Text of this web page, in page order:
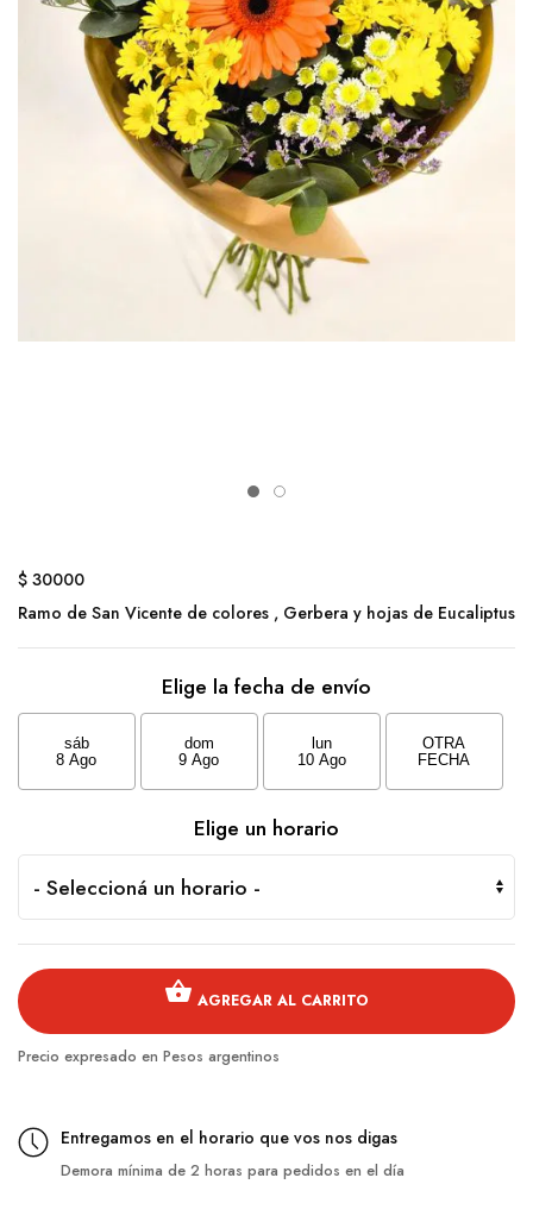
$ 30000
Ramo de San Vicente de colores , Gerbera y hojas de Eucaliptus
Elige la fecha de envío
sáb
8 Ago
dom
9 Ago
lun
10 Ago
OTRA
FECHA
Elige un horario
shopping_basket AGREGAR AL CARRITO
Precio expresado en Pesos argentinos
Entregamos en el horario que vos nos digas
Demora mínima de 2 horas para pedidos en el día